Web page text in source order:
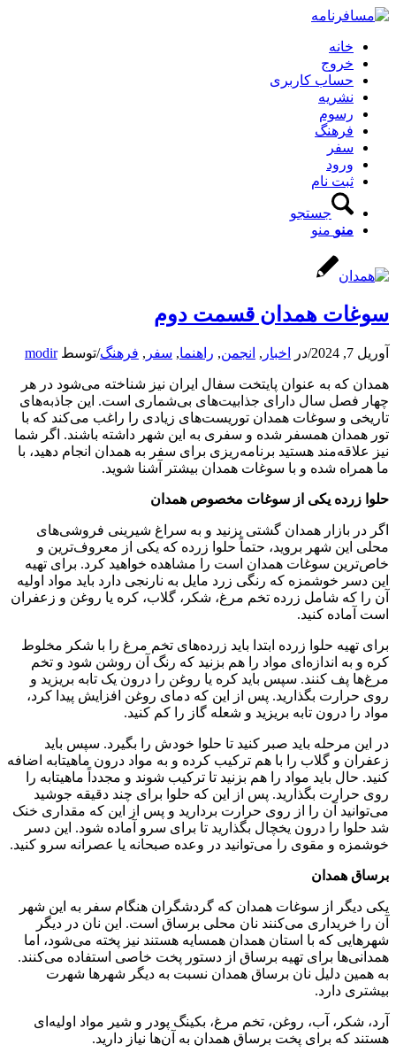
خانه
خروج
حساب کاربری
نشریه
رسوم
فرهنگ
سفر
ورود
ثبت نام
جستجو
منو منو
سوغات همدان قسمت دوم
آوریل 7, 2024 /در اخبار , انجمن, راهنما, سفر , فرهنگ/توسطmodir
همدان که به عنوان پایتخت سفال ایران نیز شناخته می‌شود در هر
چهار فصل سال دارای جذابیت‌های بی‌شماری است. این جاذبه‌های
تاریخی و سوغات همدان توریست‌های زیادی را راغب می‌کند که با
تور همدان همسفر شده و سفری به این شهر داشته باشند. اگر شما
نیز علاقه‌مند هستید برنامه‌ریزی برای سفر به همدان انجام دهید، با
ما همراه شده و با سوغات همدان بیشتر آشنا شوید.
حلوا زرده یکی از سوغات مخصوص همدان
اگر در بازار همدان گشتی بزنید و به سراغ شیرینی فروشی‌های
محلی این شهر بروید، حتماً حلوا زرده که یکی از معروف‌ترین و
خاص‌ترین سوغات همدان است را مشاهده خواهید کرد. برای تهیه
این دسر خوشمزه که رنگی زرد مایل به نارنجی دارد باید مواد اولیه
آن را که شامل زرده تخم مرغ، شکر، گلاب، کره یا روغن و زعفران
است آماده کنید.
برای تهیه حلوا زرده ابتدا باید زرده‌های تخم مرغ را با شکر مخلوط
کره و به اندازه‌ای مواد را هم بزنید که رنگ آن روشن شود و تخم
مرغ‌ها پف کنند. سپس باید کره یا روغن را درون یک تابه بریزید و
روی حرارت بگذارید. پس از این که دمای روغن افزایش پیدا کرد،
مواد را درون تابه بریزید و شعله گاز را کم کنید.
در این مرحله باید صبر کنید تا حلوا خودش را بگیرد. سپس باید
زعفران و گلاب را با هم ترکیب کرده و به مواد درون ماهیتابه اضافه
کنید. حال باید مواد را هم بزنید تا ترکیب شوند و مجدداً ماهیتابه را
روی حرارت بگذارید. پس از این که حلوا برای چند دقیقه جوشید
می‌توانید آن را از روی حرارت بردارید و پس از این که مقداری خنک
شد حلوا را درون یخچال بگذارید تا برای سرو آماده شود. این دسر
خوشمزه و مقوی را می‌توانید در وعده صبحانه یا عصرانه سرو کنید.
برساق همدان
یکی دیگر از سوغات همدان که گردشگران هنگام سفر به این شهر
آن را خریداری می‌کنند نان محلی برساق است. این نان در دیگر
شهرهایی که با استان همدان همسایه هستند نیز پخته می‌شود، اما
همدانی‌ها برای تهیه برساق از دستور پخت خاصی استفاده می‌کنند.
به همین دلیل نان برساق همدان نسبت به دیگر شهرها شهرت
بیشتری دارد.
آرد، شکر، آب، روغن، تخم مرغ، بکینگ پودر و شیر مواد اولیه‌ای
هستند که برای پخت برساق همدان به آن‌ها نیاز دارید.